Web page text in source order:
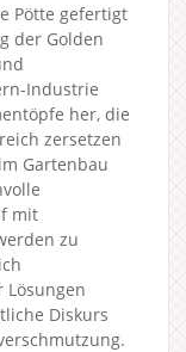
Pötte gefertigt
der Golden
Industrie
her, die
zersetzen
Gartenbau
mit
zu
Lösungen
Diskurs